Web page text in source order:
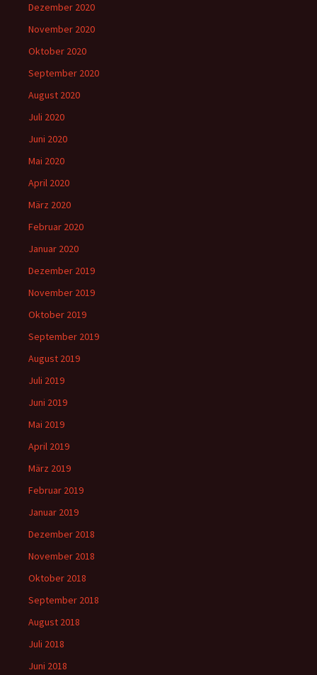
Dezember 2020
November 2020
Oktober 2020
September 2020
August 2020
Juli 2020
Juni 2020
Mai 2020
April 2020
März 2020
Februar 2020
Januar 2020
Dezember 2019
November 2019
Oktober 2019
September 2019
August 2019
Juli 2019
Juni 2019
Mai 2019
April 2019
März 2019
Februar 2019
Januar 2019
Dezember 2018
November 2018
Oktober 2018
September 2018
August 2018
Juli 2018
Juni 2018